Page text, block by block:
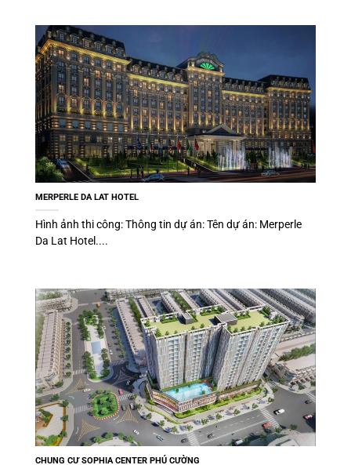
MERPERLE DA LAT HOTEL
Hình ảnh thi công: Thông tin dự án: Tên dự án: Merperle
Da Lat Hotel....
CHUNG CƯ SOPHIA CENTER PHÚ CƯỜNG